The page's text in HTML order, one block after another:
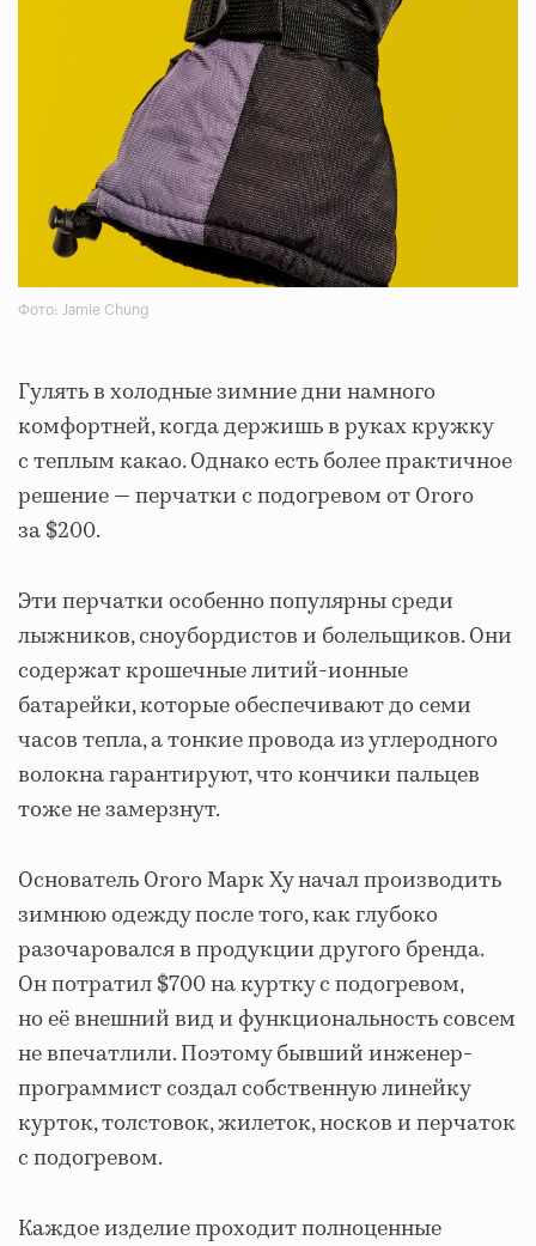
Фото: Jamie Chung
Гулять в холодные зимние дни намного
комфортней, когда держишь в руках кружку
с теплым какао. Однако есть более практичное
решение — перчатки с подогревом от Ororo
за $200.
Эти перчатки особенно популярны среди
лыжников, сноубордистов и болельщиков. Они
содержат крошечные литий-ионные
батарейки, которые обеспечивают до семи
часов тепла, а тонкие провода из углеродного
волокна гарантируют, что кончики пальцев
тоже не замерзнут.
Основатель Ororo Марк Ху начал производить
зимнюю одежду после того, как глубоко
разочаровался в продукции другого бренда.
Он потратил $700 на куртку с подогревом,
но её внешний вид и функциональность совсем
не впечатлили. Поэтому бывший инженер-
программист создал собственную линейку
курток, толстовок, жилеток, носков и перчаток
с подогревом.
Каждое изделие проходит полноценные